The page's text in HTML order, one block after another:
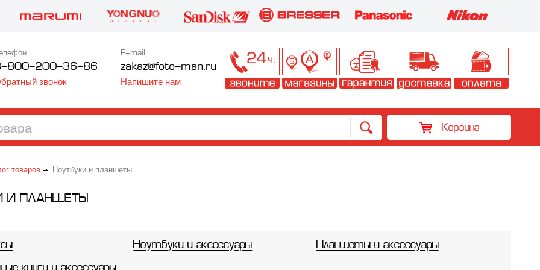
800-200-36-86
звонок
E-mail
zakaz@foto-man.ru
Напишите нам
Корзина
товаров Ноутбуки и планшеты
И ПЛАНШЕТЫ
Ноутбуки и аксессуары
Планшеты и аксессуары